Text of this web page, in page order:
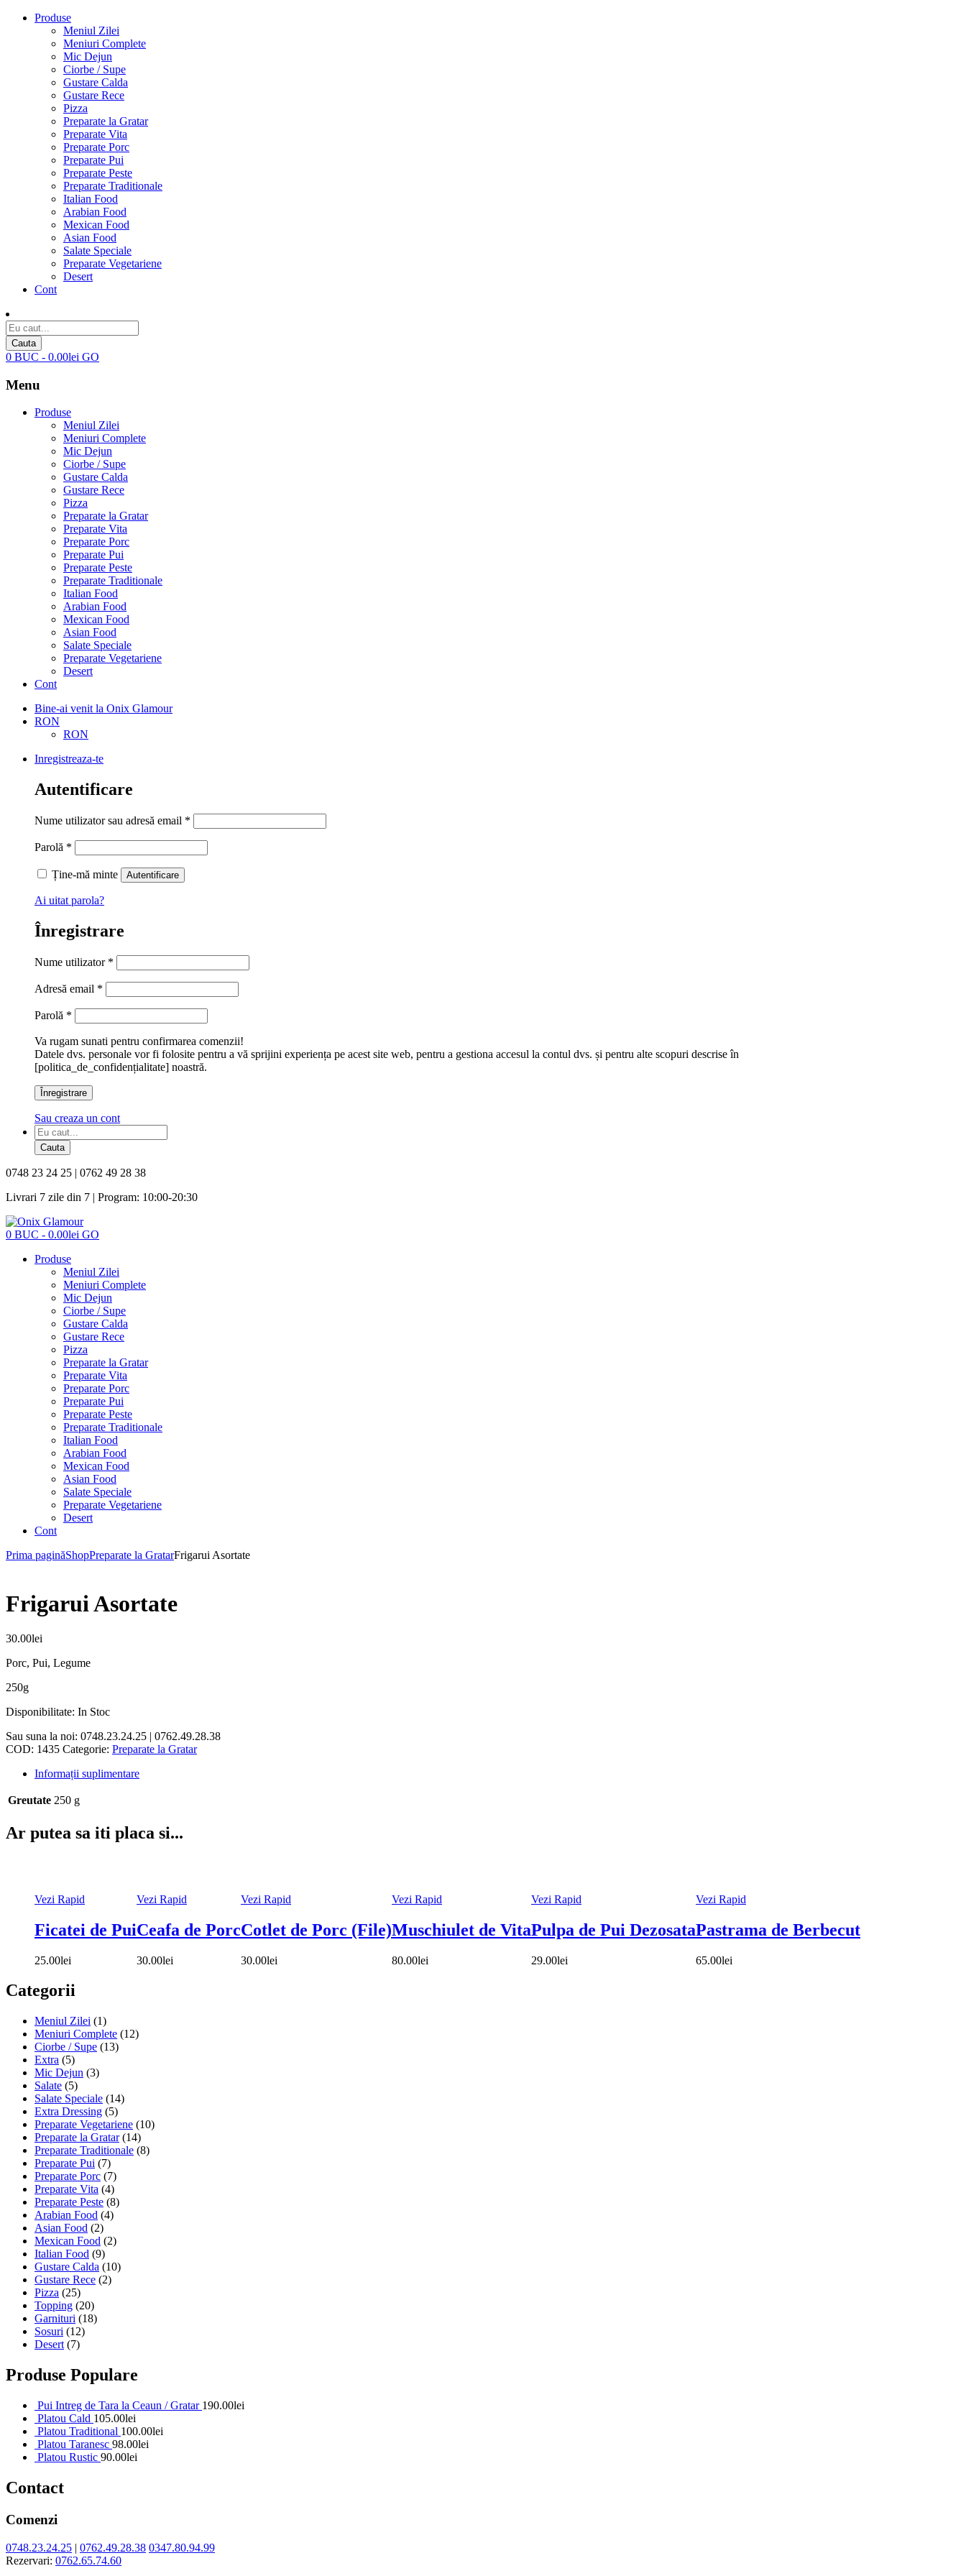
Produse
Meniul Zilei
Meniuri Complete
Mic Dejun
Ciorbe / Supe
Gustare Calda
Gustare Rece
Pizza
Preparate la Gratar
Preparate Vita
Preparate Porc
Preparate Pui
Preparate Peste
Preparate Traditionale
Italian Food
Arabian Food
Mexican Food
Asian Food
Salate Speciale
Preparate Vegetariene
Desert
Cont
Cautare
de
produse
Cauta
0 BUC - 0.00lei GO
Menu
Produse
Meniul Zilei
Meniuri Complete
Mic Dejun
Ciorbe / Supe
Gustare Calda
Gustare Rece
Pizza
Preparate la Gratar
Preparate Vita
Preparate Porc
Preparate Pui
Preparate Peste
Preparate Traditionale
Italian Food
Arabian Food
Mexican Food
Asian Food
Salate Speciale
Preparate Vegetariene
Desert
Cont
Bine-ai venit la Onix Glamour
RON
RON
Inregistreaza-te
Autentificare
Nume utilizator sau adresă email *
Parolă *
Ține-mă minte Autentificare
Ai uitat parola?
Înregistrare
Nume utilizator *
Adresă email *
Parolă *
Va rugam sunati pentru confirmarea comenzii!
Datele dvs. personale vor fi folosite pentru a vă sprijini experiența pe acest site web, pentru a gestiona accesul la contul dvs. și pentru alte scopuri descrise în
[politica_de_confidențialitate] noastră.
Înregistrare
Sau creaza un cont
Cautare
de
produse
Cauta
0748 23 24 25 | 0762 49 28 38
Livrari 7 zile din 7 | Program: 10:00-20:30
Onix
Glamour
Buna
0 BUC - 0.00lei GO
Produse
Meniul Zilei
Meniuri Complete
Mic Dejun
Ciorbe / Supe
Gustare Calda
Gustare Rece
Pizza
Preparate la Gratar
Preparate Vita
Preparate Porc
Preparate Pui
Preparate Peste
Preparate Traditionale
Italian Food
Arabian Food
Mexican Food
Asian Food
Salate Speciale
Preparate Vegetariene
Desert
Cont
Prima paginăShopPreparate la GratarFrigarui Asortate
Frigarui Asortate
30.00lei
Porc, Pui, Legume
250g
Disponibilitate: In Stoc
Sau suna la noi: 0748.23.24.25 | 0762.49.28.38
COD: 1435 Categorie: Preparate la Gratar
Informații suplimentare
Greutate 250 g
Ar putea sa iti placa si...
Vezi Rapid
Ficatei de Pui
25.00lei
Vezi Rapid
Ceafa de Porc
30.00lei
Vezi Rapid
Cotlet de Porc (File)
30.00lei
Vezi Rapid
Muschiulet de Vita
80.00lei
Vezi Rapid
Pulpa de Pui Dezosata
29.00lei
Vezi Rapid
Pastrama de Berbecut
65.00lei
Categorii
Meniul Zilei (1)
Meniuri Complete (12)
Ciorbe / Supe (13)
Extra (5)
Mic Dejun (3)
Salate (5)
Salate Speciale (14)
Extra Dressing (5)
Preparate Vegetariene (10)
Preparate la Gratar (14)
Preparate Traditionale (8)
Preparate Pui (7)
Preparate Porc (7)
Preparate Vita (4)
Preparate Peste (8)
Arabian Food (4)
Asian Food (2)
Mexican Food (2)
Italian Food (9)
Gustare Calda (10)
Gustare Rece (2)
Pizza (25)
Topping (20)
Garnituri (18)
Sosuri (12)
Desert (7)
Produse Populare
Pui Intreg de Tara la Ceaun / Gratar 190.00lei
Platou Cald 105.00lei
Platou Traditional 100.00lei
Platou Taranesc 98.00lei
Platou Rustic 90.00lei
Contact
Comenzi
0748.23.24.25 | 0762.49.28.38 0347.80.94.99
Rezervari: 0762.65.74.60